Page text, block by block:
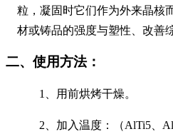
粒，凝固时它们作为外来晶核
材或铸品的强度与塑性、改善
二、使用方法：
1 、用前烘烤干燥。
2 、加入温度：（AlTi5、